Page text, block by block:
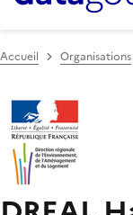
Accueil Organisations